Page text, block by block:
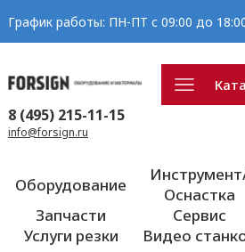
График работы: ПН-ПТ с 09:00 до
8 (495) 215-11-15
info@forsign.ru
Оборудование
Оснастка
Запчасти
Сервис
Услуги резки
Видео